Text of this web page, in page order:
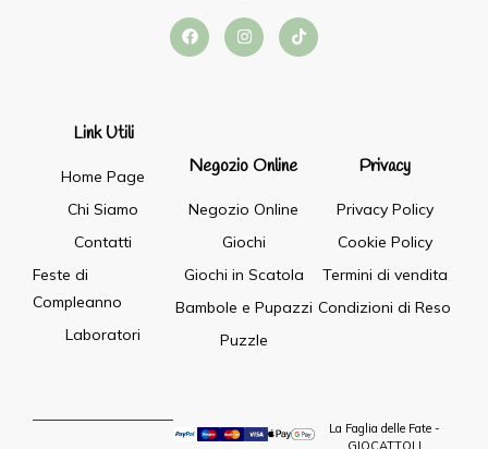
Link Utili
Home Page
Chi Siamo
Contatti
Feste di
Compleanno
Laboratori
Negozio Online
Negozio Online
Giochi
Giochi in Scatola
Bambole e Pupazzi
Puzzle
Privacy
Privacy Policy
Cookie Policy
Termini di vendita
Condizioni di Reso
La Faglia delle Fate -
GIOCATTOLI